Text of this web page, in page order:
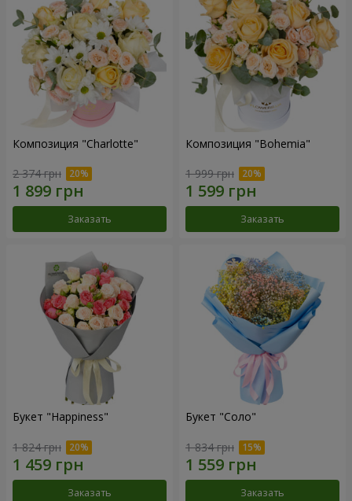
Композиция "Charlotte"
2 374 грн
Заказать
Композиция "Bohemia"
1 999 грн
Заказать
Букет "Happiness"
1 824 грн
Заказать
Букет "Соло"
1 834 грн
Заказать